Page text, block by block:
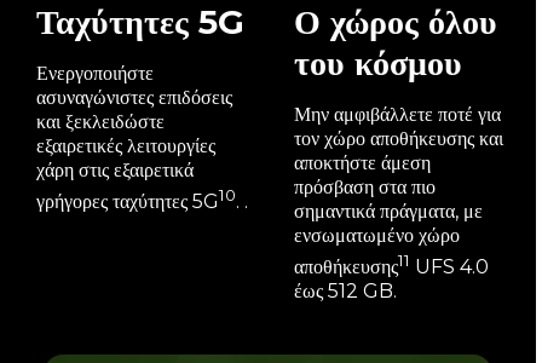
Ταχύτητες 5G
Ενεργοποιήστε
ασυναγώνιστες επιδόσεις
και ξεκλειδώστε
εξαιρετικές λειτουργίες
χάρη στις εξαιρετικά
γρήγορες ταχύτητες 5G10. .
Ο χώρος όλου
του κόσμου
Μην αμφιβάλλετε ποτέ για
τον χώρο αποθήκευσης και
αποκτήστε άμεση
πρόσβαση στα πιο
σημαντικά πράγματα, με
ενσωματωμένο χώρο
αποθήκευσης11 UFS 4.0
έως 512 GB.